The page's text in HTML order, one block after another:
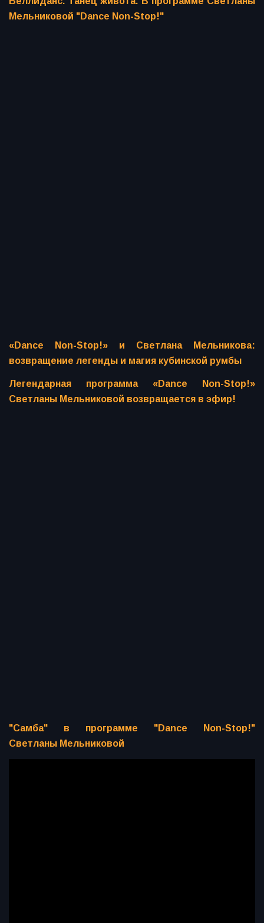
Мельниковой "Dance Non-Stop!"
«Dance Non-Stop!» и Светлана Мельникова:
возвращение легенды и магия кубинской румбы
Легендарная программа «Dance Non-Stop!»
Светланы Мельниковой возвращается в эфир!
"Самба" в программе "Dance Non-Stop!"
Светланы Мельниковой